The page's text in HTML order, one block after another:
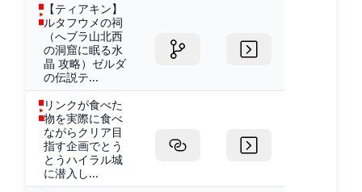
【ティアキン】
ルタフウメの祠
（へブラ山北西
の洞窟に眠る水
晶 攻略）ゼルダ
の伝説テ...
リンクが食べた
物を実際に食べ
ながらクリア目
指す企画でとう
とうハイラル城
に潜入し...